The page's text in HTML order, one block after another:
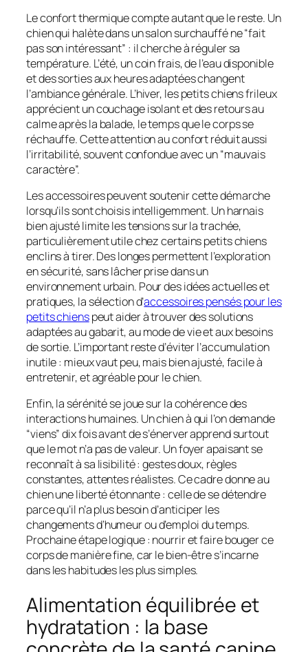
Le confort thermique compte autant que le reste. Un
chien qui halète dans un salon surchauffé ne “fait
pas son intéressant” : il cherche à réguler sa
température. L’été, un coin frais, de l’eau disponible
et des sorties aux heures adaptées changent
l’ambiance générale. L’hiver, les petits chiens frileux
apprécient un couchage isolant et des retours au
calme après la balade, le temps que le corps se
réchauffe. Cette attention au confort réduit aussi
l’irritabilité, souvent confondue avec un “mauvais
caractère”.
Les accessoires peuvent soutenir cette démarche
lorsqu’ils sont choisis intelligemment. Un harnais
bien ajusté limite les tensions sur la trachée,
particulièrement utile chez certains petits chiens
enclins à tirer. Des longes permettent l’exploration
en sécurité, sans lâcher prise dans un
environnement urbain. Pour des idées actuelles et
pratiques, la sélection d’accessoires pensés pour les
petits chienspeut aider à trouver des solutions
adaptées au gabarit, au mode de vie et aux besoins
de sortie. L’important reste d’éviter l’accumulation
inutile : mieux vaut peu, mais bien ajusté, facile à
entretenir, et agréable pour le chien.
Enfin, la sérénité se joue sur la cohérence des
interactions humaines. Un chien à qui l’on demande
“viens” dix fois avant de s’énerver apprend surtout
que le mot n’a pas de valeur. Un foyer apaisant se
reconnaît à sa lisibilité : gestes doux, règles
constantes, attentes réalistes. Ce cadre donne au
chien une liberté étonnante : celle de se détendre
parce qu’il n’a plus besoin d’anticiper les
changements d’humeur ou d’emploi du temps.
Prochaine étape logique : nourrir et faire bouger ce
corps de manière fine, car le bien-être s’incarne
dans les habitudes les plus simples.
Alimentation équilibrée et
hydratation : la base